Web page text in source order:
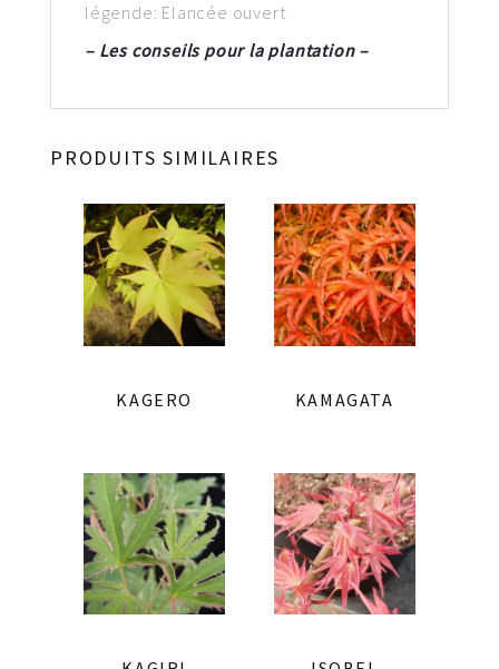
légende: Elancée ouvert
– Les conseils pour la plantation –
PRODUITS SIMILAIRES
KAGERO KAMAGATA